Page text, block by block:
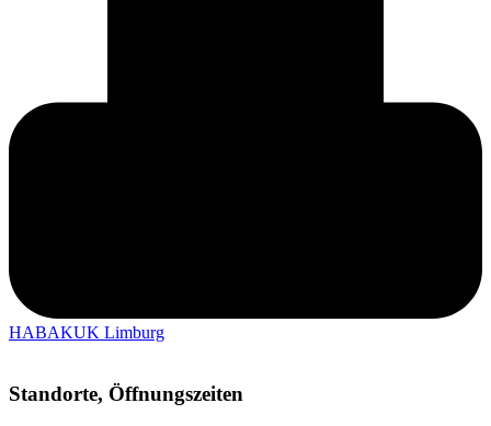
HABAKUK Limburg
Standorte, Öffnungszeiten